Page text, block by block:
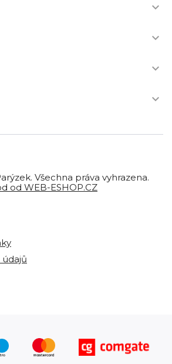




Všechna práva vyhrazena.
od WEB-ESHOP.CZ